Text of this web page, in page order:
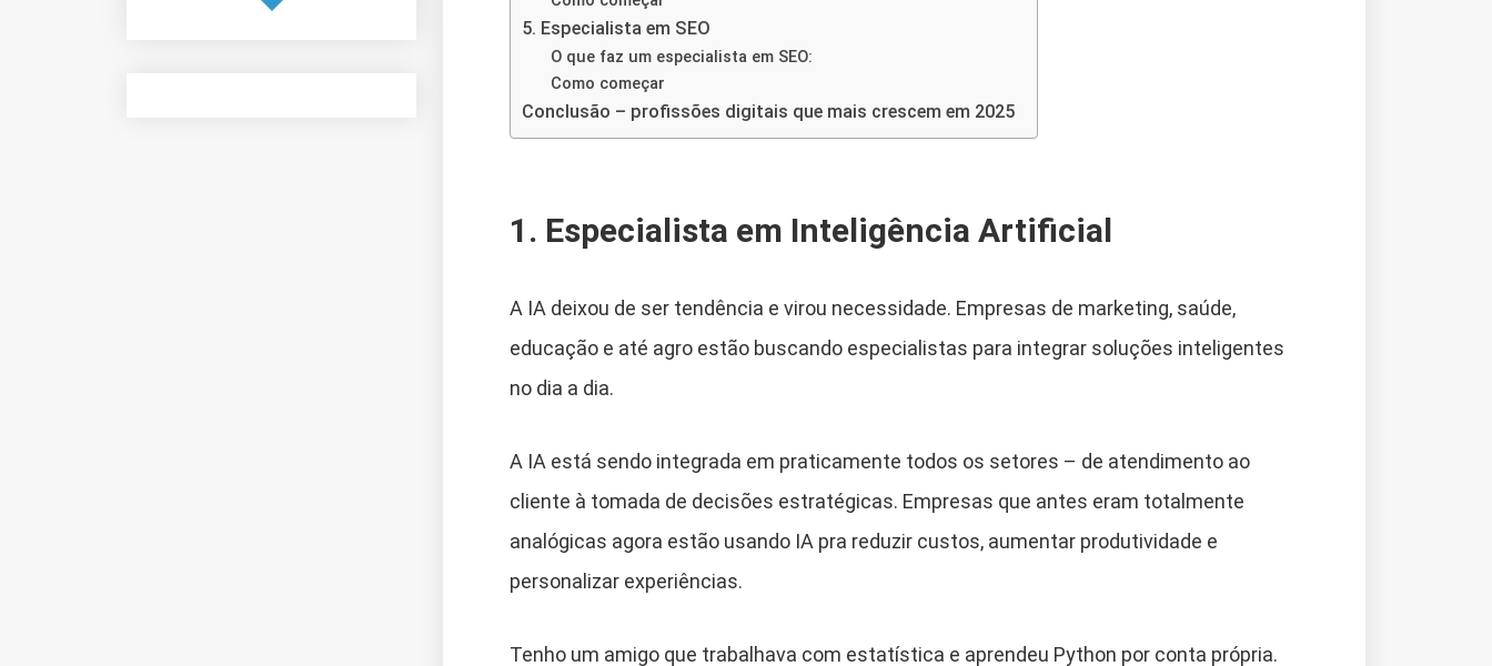
5. Especialista em SEO
O que faz um especialista em SEO:
Como começar
Conclusão – profissões digitais que mais crescem em 2025
1. Especialista em Inteligência Artificial
A IA deixou de ser tendência e virou necessidade. Empresas de marketing, saúde,
educação e até agro estão buscando especialistas para integrar soluções inteligentes
no dia a dia.
A IA está sendo integrada em praticamente todos os setores – de atendimento ao
cliente à tomada de decisões estratégicas. Empresas que antes eram totalmente
analógicas agora estão usando IA pra reduzir custos, aumentar produtividade e
personalizar experiências.
Tenho um amigo que trabalhava com estatística e aprendeu Python por conta própria.